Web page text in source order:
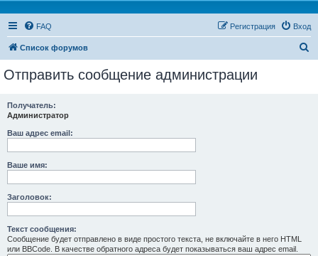
FAQ Вход
Регистрация
Список форумов
Отправить сообщение администрации
Получатель:
Администратор
Ваш адрес email:
Ваше имя:
Заголовок:
Текст сообщения:
Сообщение будет отправлено в виде простого текста, не включайте в него HTML
или BBCode. В качестве обратного адреса будет показываться ваш адрес email.